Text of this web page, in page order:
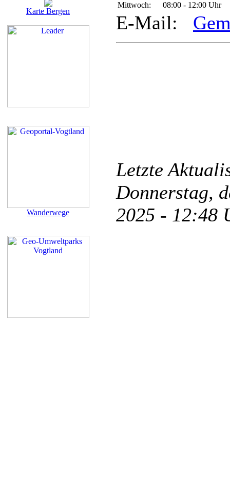
Karte Bergen
Wanderwege
Mittwoch:
08:00 - 12:00 Uhr
E-Mail:
Letzte
Donnerstag,
2025 -